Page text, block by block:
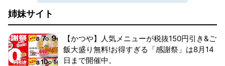
姉妹サイト
【かつや】人気メニューが税抜150円引き&ご
飯大盛り無料!お得すぎる「感謝祭」は8月14
日まで開催中。